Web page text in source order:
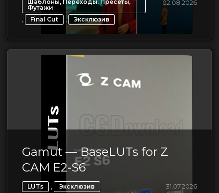
Шаблоны, Переходы, Пресеты,
Футажи
, Final Cut , Эксклюзив
02.08.2026
Gamut — BaseLUTs for Z
CAM E2-S6
LUTs , Эксклюзив 31.07.2026